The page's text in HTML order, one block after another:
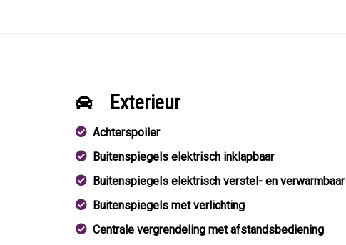
Exterieur
Achterspoiler
Buitenspiegels elektrisch inklapbaar
Buitenspiegels elektrisch verstel- en verwarmbaar
Buitenspiegels met verlichting
Centrale vergrendeling met afstandsbediening